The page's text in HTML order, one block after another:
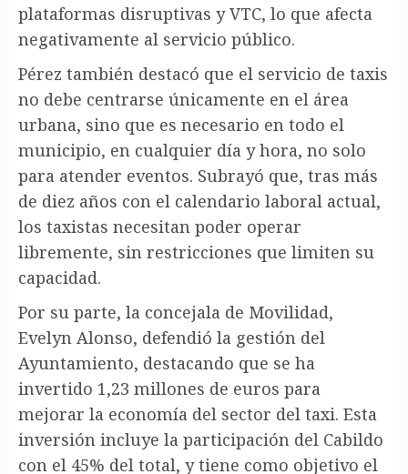
plataformas disruptivas y VTC, lo que afecta
negativamente al servicio público.
Pérez también destacó que el servicio de taxis
no debe centrarse únicamente en el área
urbana, sino que es necesario en todo el
municipio, en cualquier día y hora, no solo
para atender eventos. Subrayó que, tras más
de diez años con el calendario laboral actual,
los taxistas necesitan poder operar
libremente, sin restricciones que limiten su
capacidad.
Por su parte, la concejala de Movilidad,
Evelyn Alonso, defendió la gestión del
Ayuntamiento, destacando que se ha
invertido 1,23 millones de euros para
mejorar la economía del sector del taxi. Esta
inversión incluye la participación del Cabildo
con el 45% del total, y tiene como objetivo el